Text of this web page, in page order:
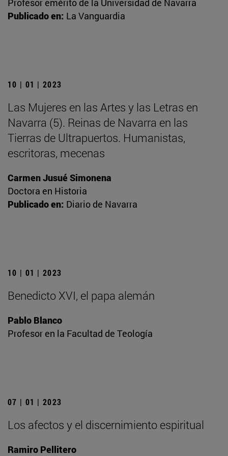
Profesor emérito de la Universidad de Navarra
Publicado en: La Vanguardia
10 | 01 | 2023
Las Mujeres en las Artes y las Letras en
Navarra (5). Reinas de Navarra en las
Tierras de Ultrapuertos. Humanistas,
escritoras, mecenas
Carmen Jusué Simonena
Doctora en Historia
Publicado en: Diario de Navarra
10 | 01 | 2023
Benedicto XVI, el papa alemán
Pablo Blanco
Profesor en la Facultad de Teología
07 | 01 | 2023
Los afectos y el discernimiento espiritual
Ramiro Pellitero